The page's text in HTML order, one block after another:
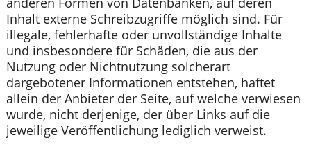
Inhalt externe Schreibzugriffe möglich sind. Für
illegale, fehlerhafte oder unvollständige Inhalte
und insbesondere für Schäden, die aus der
Nutzung oder Nichtnutzung solcherart
dargebotener Informationen entstehen, haftet
allein der Anbieter der Seite, auf welche verwiesen
wurde, nicht derjenige, der über Links auf die
jeweilige Veröffentlichung lediglich verweist.